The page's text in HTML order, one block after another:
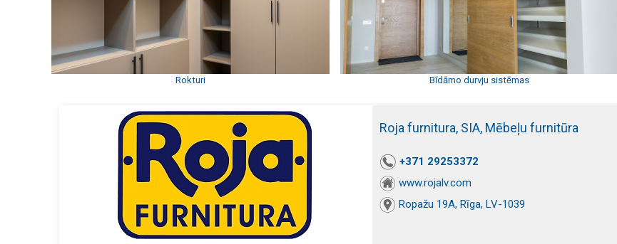
Rokturi Bīdāmo durvju sistēmas
Roja furnitura, SIA, Mēbeļu furnitūra
+371 29253372
www.rojalv.com
Ropažu 19A, Rīga, LV-1039